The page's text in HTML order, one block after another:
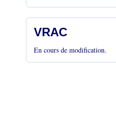
VRAC
En cours de modification.